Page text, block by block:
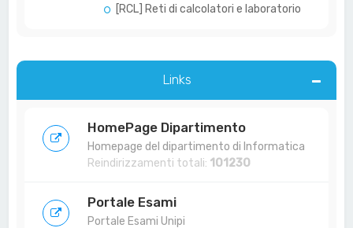
[RCL] Reti di calcolatori e laboratorio
Links
HomePage Dipartimento
Homepage del dipartimento di Informatica
Reindirizzamenti totali: 101230
Portale Esami
Portale Esami Unipi